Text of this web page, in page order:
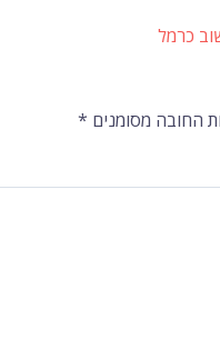
כרמל
החובה מסומנים *